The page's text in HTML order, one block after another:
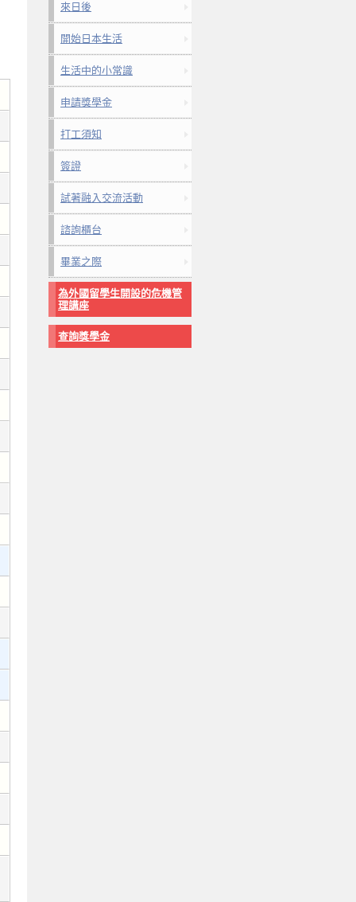
來日後
開始日本生活
生活中的小常識
申請獎學金
打工須知
簽證
試著融入交流活動
諮詢櫃台
畢業之際
為外國留學生開設的危機管
理講座
查詢獎學金